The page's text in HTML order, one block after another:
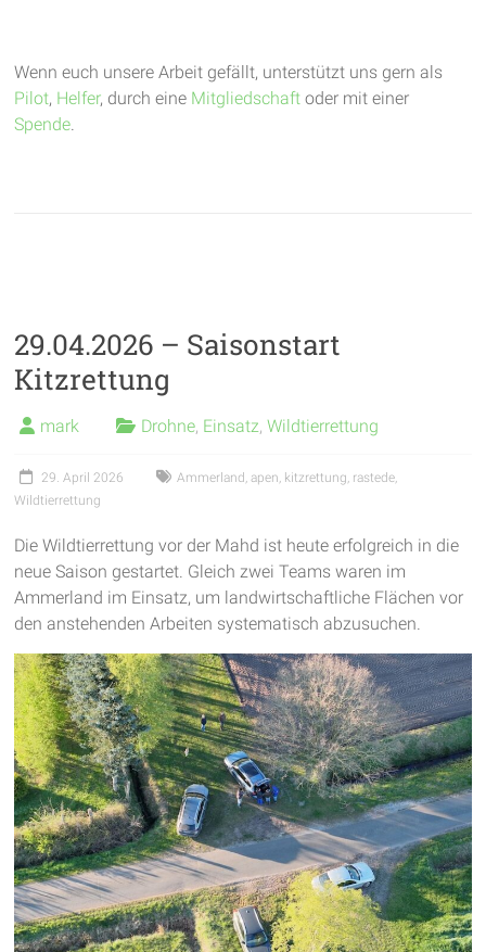
Wenn euch unsere Arbeit gefällt, unterstützt uns gern als
Pilot, Helfer, durch eine Mitgliedschaft oder mit einer
Spende.
29.04.2026 – Saisonstart
Kitzrettung
mark Drohne, Einsatz,Wildtierrettung
29. April 2026 Ammerland ,apen, kitzrettung, rastede,
Wildtierrettung
Die Wildtierrettung vor der Mahd ist heute erfolgreich in die
neue Saison gestartet. Gleich zwei Teams waren im
Ammerland im Einsatz, um landwirtschaftliche Flächen vor
den anstehenden Arbeiten systematisch abzusuchen.